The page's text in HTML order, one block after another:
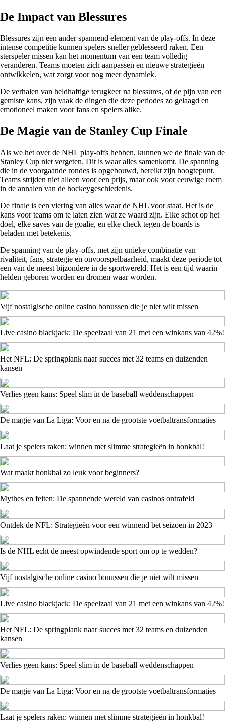
De Impact van Blessures
Blessures zijn een ander spannend element van de play-offs. In deze
intense competitie kunnen spelers sneller geblesseerd raken. Een
sterspeler missen kan het momentum van een team volledig
veranderen. Teams moeten zich aanpassen en nieuwe strategieën
ontwikkelen, wat zorgt voor nog meer dynamiek.
De verhalen van heldhaftige terugkeer na blessures, of de pijn van een
gemiste kans, zijn vaak de dingen die deze periodes zo gelaagd en
emotioneel maken voor fans en spelers alike.
De Magie van de Stanley Cup Finale
Als we het over de NHL play-offs hebben, kunnen we de finale van de
Stanley Cup niet vergeten. Dit is waar alles samenkomt. De spanning
die in de voorgaande rondes is opgebouwd, bereikt zijn hoogtepunt.
Teams strijden niet alleen voor een prijs, maar ook voor eeuwige roem
in de annalen van de hockeygeschiedenis.
De finale is een viering van alles waar de NHL voor staat. Het is de
kans voor teams om te laten zien wat ze waard zijn. Elke schot op het
doel, elke saves van de goalie, en elke check tegen de boards is
beladen met betekenis.
De spanning van de play-offs, met zijn unieke combinatie van
rivaliteit, fans, strategie en onvoorspelbaarheid, maakt deze periode tot
een van de meest bijzondere in de sportwereld. Het is een tijd waarin
helden geboren worden en dromen waar worden.
Vijf nostalgische online casino bonussen die je niet wilt missen
Live casino blackjack: De speelzaal van 21 met een winkans van 42%!
Het NFL: De springplank naar succes met 32 teams en duizenden
kansen
Verlies geen kans: Speel slim in de baseball weddenschappen
De magie van La Liga: Voor en na de grootste voetbaltransformaties
Laat je spelers raken: winnen met slimme strategieën in honkbal!
Wat maakt honkbal zo leuk voor beginners?
Mythes en feiten: De spannende wereld van casinos ontrafeld
Ontdek de NFL: Strategieën voor een winnend bet seizoen in 2023
Is de NHL echt de meest opwindende sport om op te wedden?
Vijf nostalgische online casino bonussen die je niet wilt missen
Live casino blackjack: De speelzaal van 21 met een winkans van 42%!
Het NFL: De springplank naar succes met 32 teams en duizenden
kansen
Verlies geen kans: Speel slim in de baseball weddenschappen
De magie van La Liga: Voor en na de grootste voetbaltransformaties
Laat je spelers raken: winnen met slimme strategieën in honkbal!